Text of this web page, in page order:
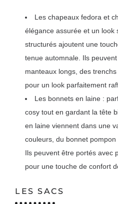
Les chapeaux fedora et
élégance assurée et un look
structurés ajoutent une
tenue automnale. Ils
manteaux longs, des
pour un look parfaitement
Les bonnets en laine :
cosy tout en gardant la tête
en laine viennent dans une
couleurs, du bonnet
Ils peuvent être portés avec
pour une touche de confort
LES SACS